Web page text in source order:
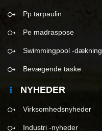
Pp tarpaulin
Pe madraspose
Swimmingpool -dækning
Bevægende taske
NYHEDER
Virksomhedsnyheder
Industri -nyheder